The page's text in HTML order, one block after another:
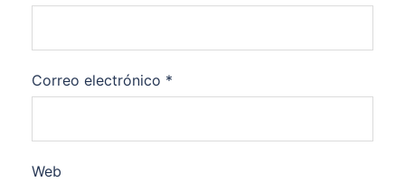
Correo electrónico *
Web